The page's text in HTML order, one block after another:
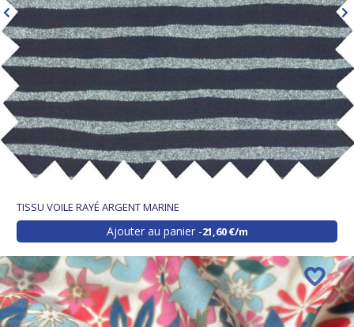
TISSU VOILE RAYÉ ARGENT MARINE
Ajouter au panier 21,60 €/m